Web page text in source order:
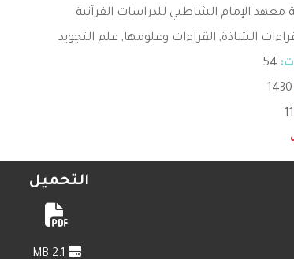
معهد الإمام الشاطبي للدراسات القرآنية
الشاذة, القراءات وعلومها, علم التجويد
54
1430
التحميل